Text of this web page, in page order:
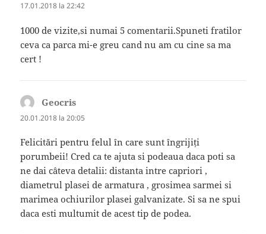
17.01.2018 la 22:42
1000 de vizite,si numai 5 comentarii.Spuneti fratilor
ceva ca parca mi-e greu cand nu am cu cine sa ma
cert !
Geocris
20.01.2018 la 20:05
Felicitări pentru felul în care sunt îngrijiți
porumbeii! Cred ca te ajuta si podeaua daca poti sa
ne dai câteva detalii: distanta intre capriori ,
diametrul plasei de armatura , grosimea sarmei si
marimea ochiurilor plasei galvanizate. Si sa ne spui
daca esti multumit de acest tip de podea.